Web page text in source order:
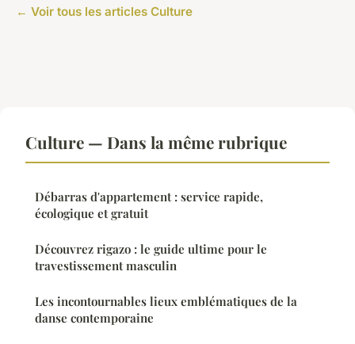
← Voir tous les articles Culture
Culture — Dans la même rubrique
Débarras d'appartement : service rapide,
écologique et gratuit
Découvrez rigazo : le guide ultime pour le
travestissement masculin
Les incontournables lieux emblématiques de la
danse contemporaine